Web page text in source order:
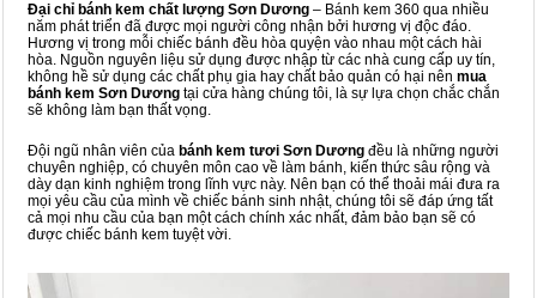
Đại chỉ bánh kem chất lượng Sơn Dương – Bánh kem 360 qua nhiều
năm phát triển đã được mọi người công nhận bởi hương vị độc đáo.
Hương vị trong mỗi chiếc bánh đều hòa quyện vào nhau một cách hài
hòa. Nguồn nguyên liệu sử dụng được nhập từ các nhà cung cấp uy tín,
không hề sử dụng các chất phụ gia hay chất bảo quản có hại nên mua
bánh kem Sơn Dương tại cửa hàng chúng tôi, là sự lựa chọn chắc chắn
sẽ không làm bạn thất vọng.
Đội ngũ nhân viên của bánh kem tươi Sơn Dương đều là những người
chuyên nghiệp, có chuyên môn cao về làm bánh, kiến thức sâu rộng và
dày dạn kinh nghiệm trong lĩnh vực này. Nên bạn có thể thoải mái đưa ra
mọi yêu cầu của mình về chiếc bánh sinh nhật, chúng tôi sẽ đáp ứng tất
cả mọi nhu cầu của bạn một cách chính xác nhất, đảm bảo bạn sẽ có
được chiếc bánh kem tuyệt vời.